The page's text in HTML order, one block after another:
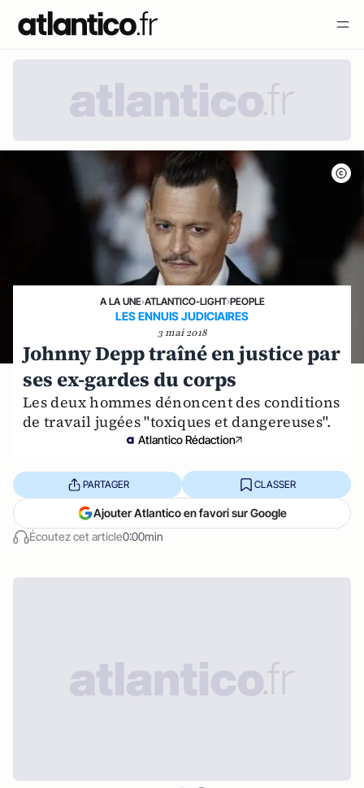
A LA UNE›ATLANTICO-LIGHT›PEOPLE
LES ENNUIS JUDICIAIRES
3 mai 2018
Johnny Depp traîné en justice par
ses ex-gardes du corps
Les deux hommes dénoncent des conditions
de travail jugées "toxiques et dangereuses".
Atlantico Rédaction
Écoutez cet article0:00min
PARTAGER CLASSER
Ajouter Atlantico en favori sur Google